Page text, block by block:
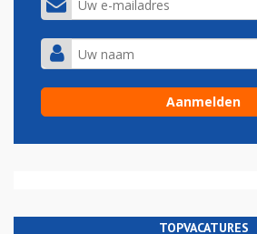
TOPVACATURES